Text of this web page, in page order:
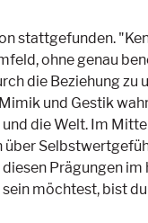
stattgefunden.
ohne genau
die Beziehung zu
und Gestik
und die Welt. Im
Prägungen
möchtest, bist